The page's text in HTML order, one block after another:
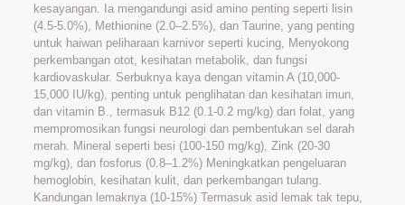
kesayangan. Ia mengandungi asid amino penting seperti lisin
(4.5-5.0%), Methionine (2.0–2.5%), dan Taurine, yang penting
untuk haiwan peliharaan karnivor seperti kucing, Menyokong
perkembangan otot, kesihatan metabolik, dan fungsi
kardiovaskular. Serbuknya kaya dengan vitamin A (10,000-
15,000 IU/kg), penting untuk penglihatan dan kesihatan imun,
dan vitamin B., termasuk B12 (0.1-0.2 mg/kg) dan folat, yang
mempromosikan fungsi neurologi dan pembentukan sel darah
merah. Mineral seperti besi (100-150 mg/kg), Zink (20-30
mg/kg), dan fosforus (0.8–1.2%) Meningkatkan pengeluaran
hemoglobin, kesihatan kulit, dan perkembangan tulang.
Kandungan lemaknya (10-15%) Termasuk asid lemak tak tepu,